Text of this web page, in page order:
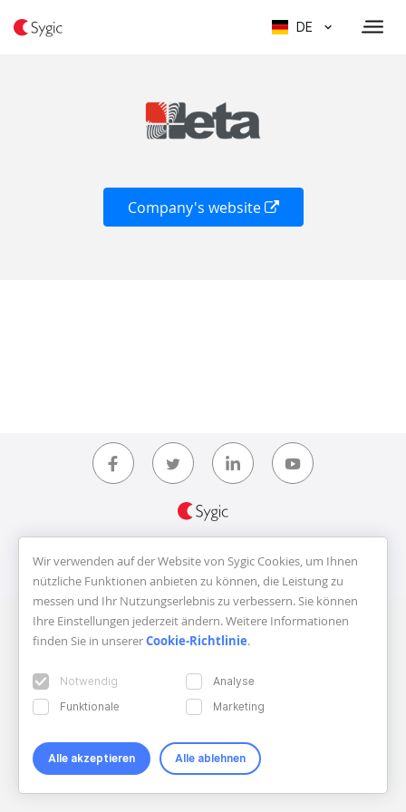
DE
Company's website
Factory
Wir verwenden auf der Website von Sygic Cookies, um Ihnen
nützliche Funktionen anbieten zu können, die Leistung zu
messen und Ihr Nutzungserlebnis zu verbessern. Sie können
Ihre Einstellungen jederzeit ändern. Weitere Informationen
finden Sie in unsererCookie-Richtlinie.
Notwendig
Analyse
Funktionale
Marketing
Alle akzeptieren Alle ablehnen